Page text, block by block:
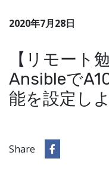
2020年7月28日
【リモート
Ansibleで
能を設定し
Share